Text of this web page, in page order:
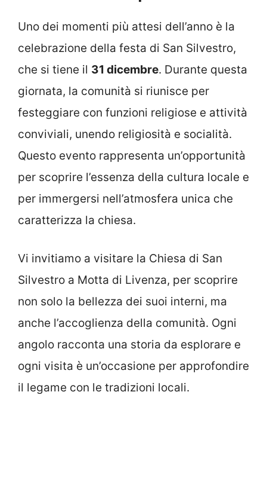
Uno dei momenti più attesi dell’anno è la
celebrazione della festa di San Silvestro,
che si tiene il 31 dicembre. Durante questa
giornata, la comunità si riunisce per
festeggiare con funzioni religiose e attività
conviviali, unendo religiosità e socialità.
Questo evento rappresenta un’opportunità
per scoprire l’essenza della cultura locale e
per immergersi nell’atmosfera unica che
caratterizza la chiesa.
Vi invitiamo a visitare la Chiesa di San
Silvestro a Motta di Livenza, per scoprire
non solo la bellezza dei suoi interni, ma
anche l’accoglienza della comunità. Ogni
angolo racconta una storia da esplorare e
ogni visita è un’occasione per approfondire
il legame con le tradizioni locali.